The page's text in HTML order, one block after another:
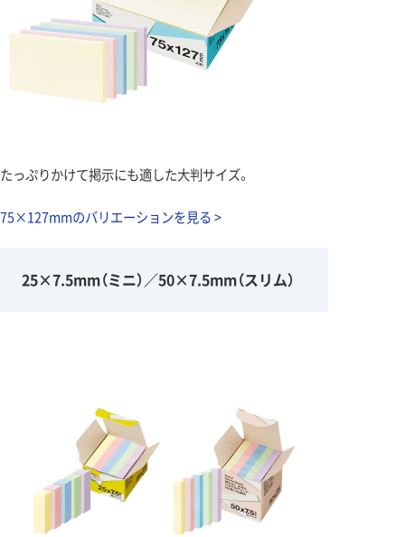
たっぷりかけて掲示にも適した大判サイズ。
75×127mmのバリエーションを見る >
25×7.5mm（ミニ）／50×7.5mm（スリム）